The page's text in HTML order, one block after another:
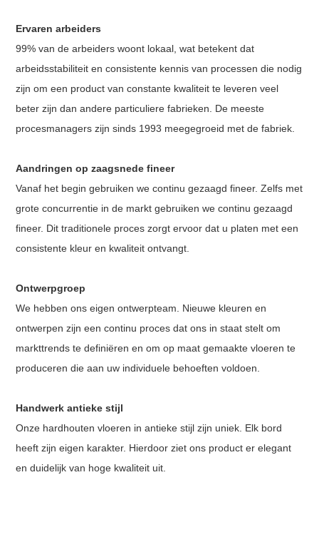
Ervaren arbeiders
99% van de arbeiders woont lokaal, wat betekent dat
arbeidsstabiliteit en consistente kennis van processen die nodig
zijn om een ​​product van constante kwaliteit te leveren veel
beter zijn dan andere particuliere fabrieken. De meeste
procesmanagers zijn sinds 1993 meegegroeid met de fabriek.
Aandringen op zaagsnede fineer
Vanaf het begin gebruiken we continu gezaagd fineer. Zelfs met
grote concurrentie in de markt gebruiken we continu gezaagd
fineer. Dit traditionele proces zorgt ervoor dat u platen met een
consistente kleur en kwaliteit ontvangt.
Ontwerpgroep
We hebben ons eigen ontwerpteam. Nieuwe kleuren en
ontwerpen zijn een continu proces dat ons in staat stelt om
markttrends te definiëren en om op maat gemaakte vloeren te
produceren die aan uw individuele behoeften voldoen.
Handwerk antieke stijl
Onze hardhouten vloeren in antieke stijl zijn uniek. Elk bord
heeft zijn eigen karakter. Hierdoor ziet ons product er elegant
en duidelijk van hoge kwaliteit uit.